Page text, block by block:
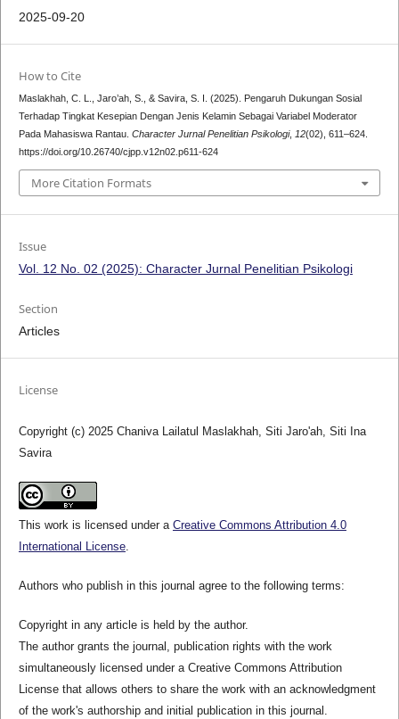
2025-09-20
How to Cite
Maslakhah, C. L., Jaro’ah, S., & Savira, S. I. (2025). Pengaruh Dukungan Sosial
Terhadap Tingkat Kesepian Dengan Jenis Kelamin Sebagai Variabel Moderator
Pada Mahasiswa Rantau. Character Jurnal Penelitian Psikologi, 12(02), 611–624.
https://doi.org/10.26740/cjpp.v12n02.p611-624
More Citation Formats
Issue
Vol. 12 No. 02 (2025): Character Jurnal Penelitian Psikologi
Section
Articles
License
Copyright (c) 2025 Chaniva Lailatul Maslakhah, Siti Jaro'ah, Siti Ina
Savira
This work is licensed under a Creative Commons Attribution 4.0
International License.
Authors who publish in this journal agree to the following terms:
Copyright in any article is held by the author.
The author grants the journal, publication rights with the work
simultaneously licensed under a Creative Commons Attribution
License that allows others to share the work with an acknowledgment
of the work's authorship and initial publication in this journal.